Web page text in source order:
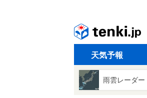
天気予報
雨雲レーダー